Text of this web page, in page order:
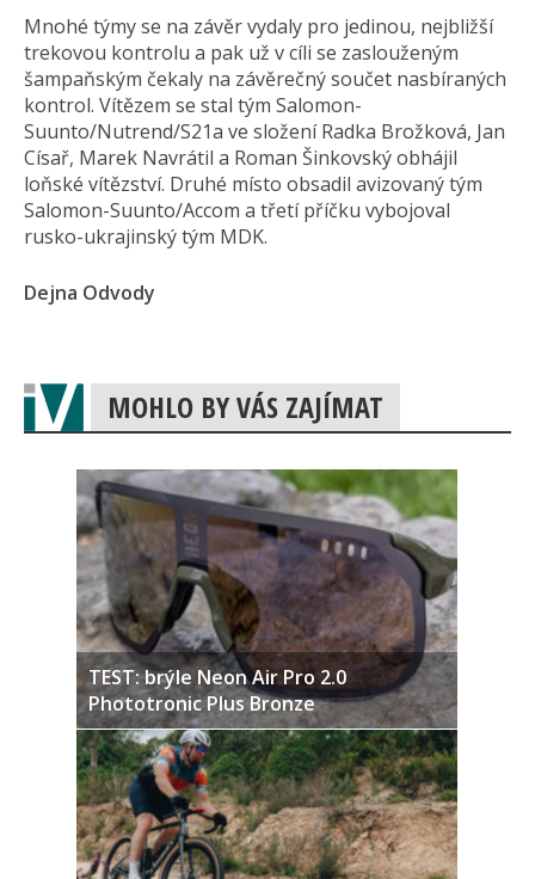
Mnohé týmy se na závěr vydaly pro jedinou, nejbližší
trekovou kontrolu a pak už v cíli se zaslouženým
šampaňským čekaly na závěrečný součet nasbíraných
kontrol. Vítězem se stal tým Salomon-
Suunto/Nutrend/S21a ve složení Radka Brožková, Jan
Císař, Marek Navrátil a Roman Šinkovský obhájil
loňské vítězství. Druhé místo obsadil avizovaný tým
Salomon-Suunto/Accom a třetí příčku vybojoval
rusko-ukrajinský tým MDK.
Dejna Odvody
MOHLO BY VÁS ZAJÍMAT
TEST: brýle Neon Air Pro 2.0
Phototronic Plus Bronze